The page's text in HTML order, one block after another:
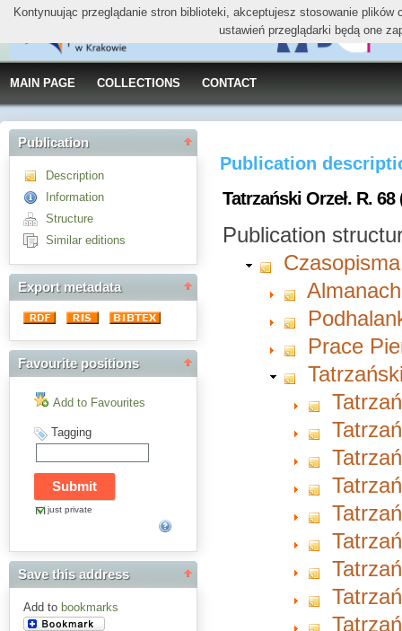
MAIN PAGE COLLECTIONS CONTACT
Publication
Description
Information
Structure
Similar editions
Export metadata
Favourite positions
Add to Favourites
Tagging
just private
Save this address
Add to bookmarks
Publication
Tatrzański Orzeł. R. 68
Publication
Czasopisma
Prace
Kontynuując przeglądanie stron biblioteki, akceptujesz stosowanie
ustawień przeglądarki będą one